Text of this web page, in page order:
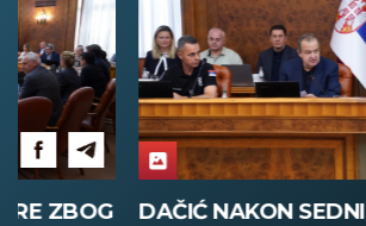
DAČIĆ NAKON SEDNICE ŠTABA: